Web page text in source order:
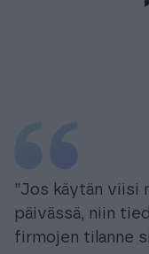
”Jos käytän viisi
päivässä, niin
firmojen tilanne